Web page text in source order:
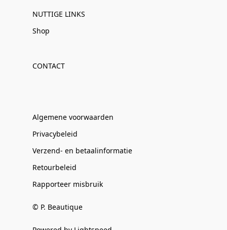
NUTTIGE LINKS
Shop
CONTACT
Algemene voorwaarden
Privacybeleid
Verzend- en betaalinformatie
Retourbeleid
Rapporteer misbruik
© P. Beautique